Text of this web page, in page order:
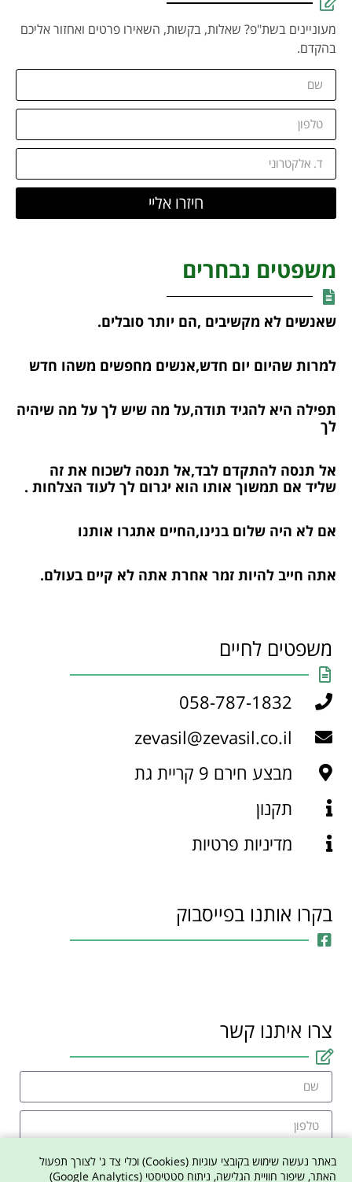
מעוניינים בשת"פ? שאלות, בקשות, השאירו פרטים ואחזור אליכם
בהקדם.
חיזרו אליי
משפטים נבחרים
שאנשים לא מקשיבים ,הם יותר סובלים.
למרות שהיום יום חדש,אנשים מחפשים משהו חדש
תפילה היא להגיד תודה,על מה שיש לך על מה שיהיה
לך
אל תנסה להתקדם לבד,אל תנסה לשכוח את זה
שליד אם תמשוך אותו הוא יגרום לך לעוד הצלחות .
אם לא היה שלום בנינו,החיים אתגרו אותנו
אתה חייב להיות זמר אחרת אתה לא קיים בעולם.
משפטים לחיים
058-787-1832
zevasil@zevasil.co.il
מבצע חירם 9 קריית גת
תקנון
מדיניות פרטיות
בקרו אותנו בפייסבוק
צרו איתנו קשר
באתר נעשה שימוש בקובצי עוגיות (Cookies) וכלי צד ג' לצורך תפעול
האתר, שיפור חוויית הגלישה, ניתוח סטטיסטי (Google Analytics)